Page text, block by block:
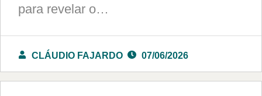
para revelar o…
CLÁUDIO FAJARDO 07/06/2026